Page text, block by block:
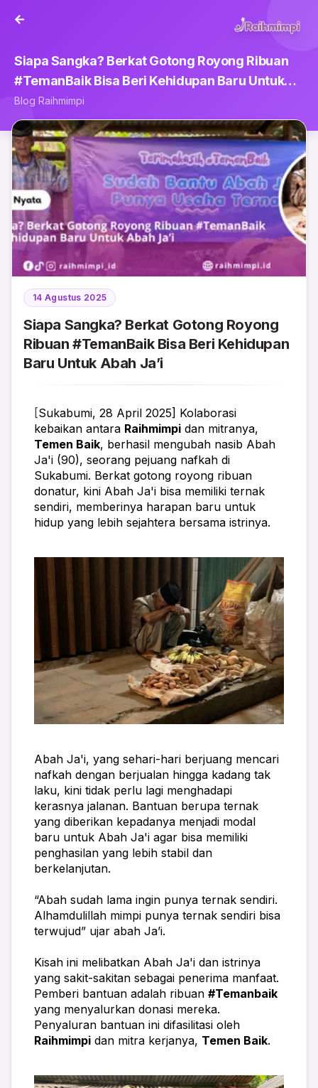
Siapa Sangka? Berkat Gotong Royong Ribuan
#TemanBaik Bisa Beri Kehidupan Baru Untuk
Abah Ja’i
Blog Raihmimpi
14 Agustus 2025
Siapa Sangka? Berkat Gotong Royong
Ribuan #TemanBaik Bisa Beri Kehidupan
Baru Untuk Abah Ja’i
[Sukabumi, 28 April 2025] Kolaborasi
kebaikan antara Raihmimpi
Temen Baik, berhasil mengubah nasib Abah
Ja'i (90), seorang pejuang nafkah di
Sukabumi. Berkat gotong royong ribuan
donatur, kini Abah Ja'i bisa memiliki ternak
sendiri, memberinya harapan baru untuk
hidup yang lebih sejahtera bersama istrinya.
Abah Ja'i, yang sehari-hari berjuang mencari
nafkah dengan berjualan hingga kadang tak
laku, kini tidak perlu lagi menghadapi
kerasnya jalanan. Bantuan berupa ternak
yang diberikan kepadanya menjadi modal
baru untuk Abah Ja'i agar bisa memiliki
penghasilan yang lebih stabil dan
berkelanjutan.
“Abah sudah lama ingin punya ternak sendiri.
Alhamdulillah mimpi punya ternak sendiri bisa
terwujud” ujar abah Ja’i.
Kisah ini melibatkan Abah Ja'i dan istrinya
yang sakit-sakitan sebagai penerima manfaat.
Pemberi bantuan adalah ribuan #Temanbaik
yang menyalurkan donasi mereka.
Raihmimpi dan mitra kerjanya, Temen Baik.